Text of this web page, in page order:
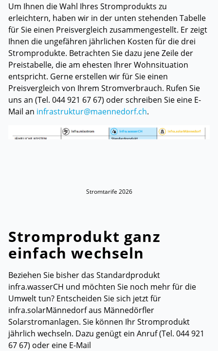
Um Ihnen die Wahl Ihres Stromprodukts zu
erleichtern, haben wir in der unten stehenden Tabelle
für Sie einen Preisvergleich zusammengestellt. Er zeigt
Ihnen die ungefähren jährlichen Kosten für die drei
Stromprodukte. Betrachten Sie dazu jene Zeile der
Preistabelle, die am ehesten Ihrer Wohnsituation
entspricht. Gerne erstellen wir für Sie einen
Preisvergleich von Ihrem Stromverbrauch. Rufen Sie
uns an (Tel. 044 921 67 67) oder schreiben Sie eine E-
Mail an infrastruktur@maennedorf.ch.
Stromtarife 2026
Stromprodukt ganz
einfach wechseln
Beziehen Sie bisher das Standardprodukt
infra.wasserCH und möchten Sie noch mehr für die
Umwelt tun? Entscheiden Sie sich jetzt für
infra.solarMännedorf aus Männedörfler
Solarstromanlagen. Sie können Ihr Stromprodukt
jährlich wechseln. Dazu genügt ein Anruf (Tel. 044 921
67 67) oder eine E-Mail